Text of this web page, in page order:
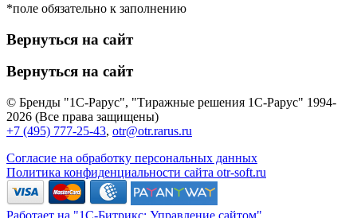
*поле обязательно к заполнению
Вернуться на сайт
Вернуться на сайт
© Бренды "1С-Рарус", "Тиражные решения 1С-Рарус" 1994-
2026 (Все права защищены)
+7 (495) 777-25-43, otr@otr.rarus.ru
Согласие на обработку персональных данных
Политика конфиденциальности сайта otr-soft.ru
Работает на "1С-Битрикс: Управление сайтом"